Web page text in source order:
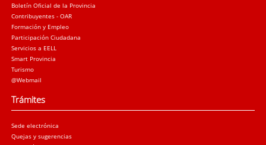
Boletín Oficial de la Provincia
Contribuyentes - OAR
Formación y Empleo
Participación Ciudadana
Servicios a EELL
Smart Provincia
Turismo
@Webmail
Trámites
Sede electrónica
Quejas y sugerencias